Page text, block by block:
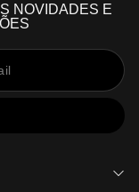
NOVIDADES E